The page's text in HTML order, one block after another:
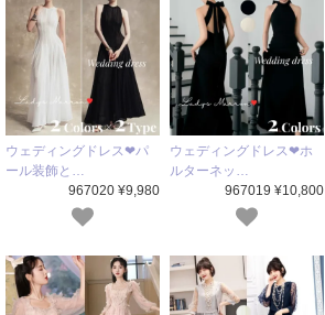
ウェディングドレス❤パ
ール装飾と…
967020 ¥9,980
ウェディングドレス❤ホ
ルターネッ…
967019 ¥10,800